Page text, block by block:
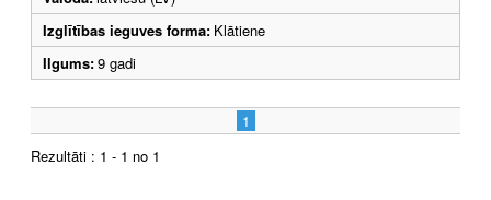
Izglītības ieguves forma: Klātiene
Ilgums:9 gadi
1
Rezultāti : 1 - 1 no 1